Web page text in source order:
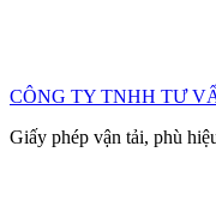
CÔNG TY TNHH TƯ
Giấy phép vận tải, phù